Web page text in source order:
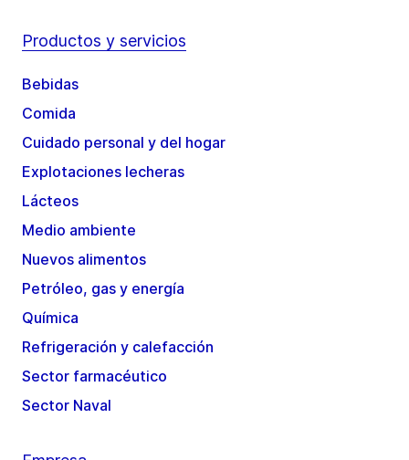
Productos y servicios
Bebidas
Comida
Cuidado personal y del hogar
Explotaciones lecheras
Lácteos
Medio ambiente
Nuevos alimentos
Petróleo, gas y energía
Química
Refrigeración y calefacción
Sector farmacéutico
Sector Naval